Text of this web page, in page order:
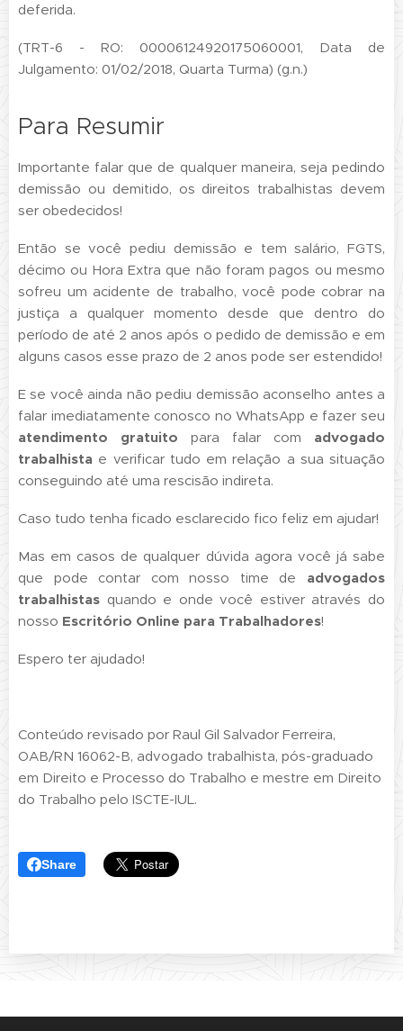
deferida.
(TRT-6 - RO: 00006124920175060001, Data de
Julgamento: 01/02/2018, Quarta Turma) (g.n.)
Para Resumir
Importante falar que de qualquer maneira, seja pedindo
demissão ou demitido, os direitos trabalhistas devem
ser obedecidos!
Então se você pediu demissão e tem salário, FGTS,
décimo ou Hora Extra que não foram pagos ou mesmo
sofreu um acidente de trabalho, você pode cobrar na
justiça a qualquer momento desde que dentro do
período de até 2 anos após o pedido de demissão e em
alguns casos esse prazo de 2 anos pode ser estendido!
E se você ainda não pediu demissão aconselho antes a
falar imediatamente conosco no WhatsApp e fazer seu
atendimento gratuito para falar com advogado
trabalhista e verificar tudo em relação a sua situação
conseguindo até uma rescisão indireta.
Caso tudo tenha ficado esclarecido fico feliz em ajudar!
Mas em casos de qualquer dúvida agora você já sabe
que pode contar com nosso time de advogados
trabalhistas quando e onde você estiver através do
nosso Escritório Online para Trabalhadores!🤝🏼
Espero ter ajudado!
Conteúdo revisado por Raul Gil Salvador Ferreira,
OAB/RN 16062-B, advogado trabalhista, pós-graduado
em Direito e Processo do Trabalho e mestre em Direito
do Trabalho pelo ISCTE-IUL.
Share